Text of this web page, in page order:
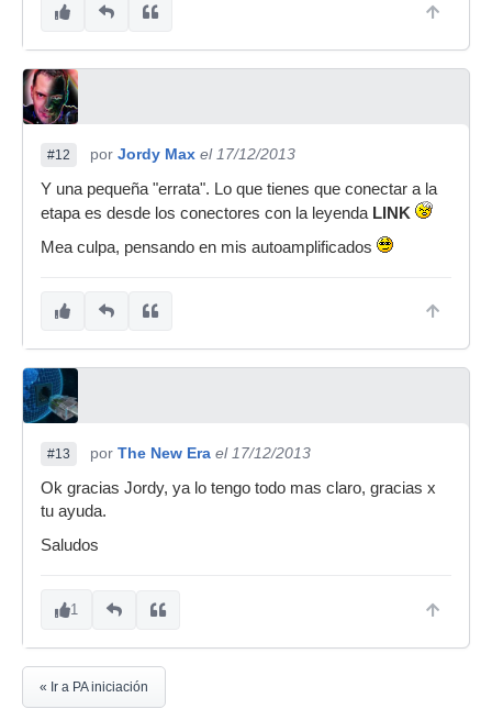
#12 por Jordy Max el 17/12/2013
Y una pequeña "errata". Lo que tienes que conectar a la
etapa es desde los conectores con la leyenda LINK
Mea culpa, pensando en mis autoamplificados
#13 por The New Era el 17/12/2013
Ok gracias Jordy, ya lo tengo todo mas claro, gracias x
tu ayuda.
Saludos
1
« Ir a PA iniciación